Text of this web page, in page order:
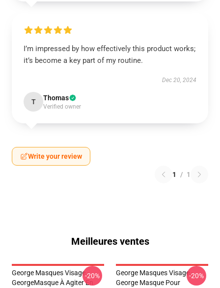
I’m impressed by how effectively this product works;
it’s become a key part of my routine.
Dec 20, 2024
T Thomas
Verified owner
Write your review
1 / 1
Meilleures ventes
George Masques Visage -
GeorgeMasque À Agiter En
-20%
George Masques Visage -
George Masque Pour
-20%